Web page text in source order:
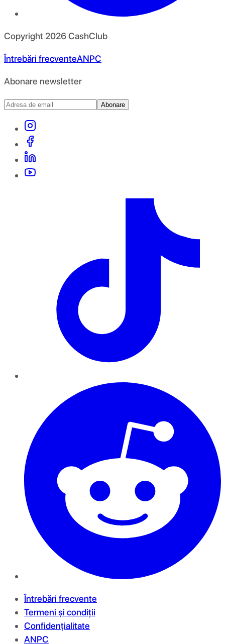
Copyright 2026CashClub
Întrebări frecventeANPC
Abonare newsletter
Abonare
Întrebări frecvente
Termeni și condiții
Confidențialitate
ANPC